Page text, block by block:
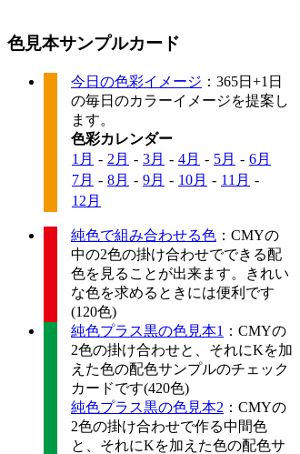
色見本サンプルカード
今日の色彩イメージ ：365日+1日
の毎日のカラーイメージを提案し
ます。
色彩カレンダー
1月 - 2月 - 3月 - 4月 - 5月 - 6月
7月 - 8月 - 9月 - 10月 - 11月 -
12月
純色で組み合わせる色 ：CMYの
中の2色の掛け合わせでできる配
色を見ることが出来ます。きれい
な色を求めるときには便利です
(120色)
純色プラス黒の色見本1 ：CMYの
2色の掛け合わせと、それにKを加
えた色の配色サンプルのチェック
カードです(420色)
純色プラス黒の色見本2 ：CMYの
2色の掛け合わせで作る中間色
と、それにKを加えた色の配色サ